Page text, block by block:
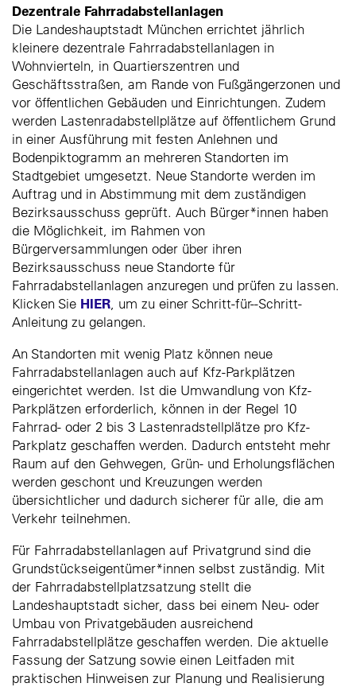
Dezentrale Fahrradabstellanlagen
Die Landeshauptstadt München errichtet jährlich
kleinere dezentrale Fahrradabstellanlagen in
Wohnvierteln, in Quartierszentren und
Geschäftsstraßen, am Rande von Fußgängerzonen und
vor öffentlichen Gebäuden und Einrichtungen. Zudem
werden Lastenradabstellplätze auf öffentlichem Grund
in einer Ausführung mit festen Anlehnen und
Bodenpiktogramm an mehreren Standorten im
Stadtgebiet umgesetzt. Neue Standorte werden im
Auftrag und in Abstimmung mit dem zuständigen
Bezirksausschuss geprüft. Auch Bürger*innen haben
die Möglichkeit, im Rahmen von
Bürgerversammlungen oder über ihren
Bezirksausschuss neue Standorte für
Fahrradabstellanlagen anzuregen und prüfen zu lassen.
Klicken Sie HIER , um zu einer Schritt-für--Schritt-
Anleitung zu gelangen.
An Standorten mit wenig Platz können neue
Fahrradabstellanlagen auch auf Kfz-Parkplätzen
eingerichtet werden. Ist die Umwandlung von Kfz-
Parkplätzen erforderlich, können in der Regel 10
Fahrrad- oder 2 bis 3 Lastenradstellplätze pro Kfz-
Parkplatz geschaffen werden. Dadurch entsteht mehr
Raum auf den Gehwegen, Grün- und Erholungsflächen
werden geschont und Kreuzungen werden
übersichtlicher und dadurch sicherer für alle, die am
Verkehr teilnehmen.
Für Fahrradabstellanlagen auf Privatgrund sind die
Grundstückseigentümer*innen selbst zuständig. Mit
der Fahrradabstellplatzsatzung stellt die
Landeshauptstadt sicher, dass bei einem Neu- oder
Umbau von Privatgebäuden ausreichend
Fahrradabstellplätze geschaffen werden. Die aktuelle
Fassung der Satzung sowie einen Leitfaden mit
praktischen Hinweisen zur Planung und Realisierung